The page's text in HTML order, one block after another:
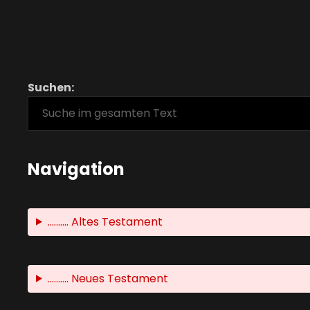
Suchen:
Navigation
.......... Altes Testament
.......... Neues Testament